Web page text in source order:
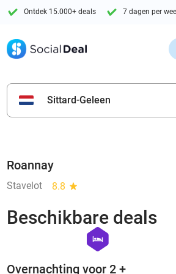
Ontdek 15.000+ deals 7 dagen per
Sittard-Geleen
Roannay
Stavelot 8.8 star
Beschikbare deals
hexagon
hotel
Overnachting voor 2 +